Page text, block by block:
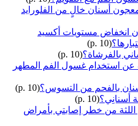
أسنان خالٍ من الفلورايد
مستويات أكسيد
(p. 10)
بالفرشاة؟(p. 10)
استخدام غسول الفم المطهر
بالفحم من التسوس؟(p. 10)
أسنانِي؟(p. 10)
من خطر إصابتي بأمراض